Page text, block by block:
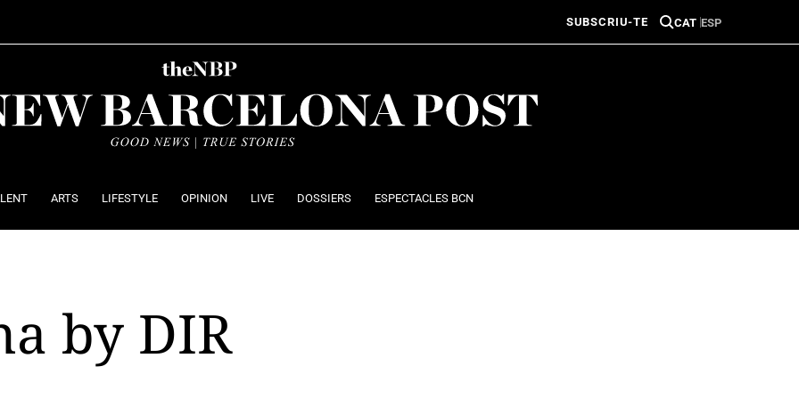
SUBSCRIU-TE CAT ESP
ARTS LIFESTYLE OPINION LIVE DOSSIERS ESPECTACLES BCN
by DIR